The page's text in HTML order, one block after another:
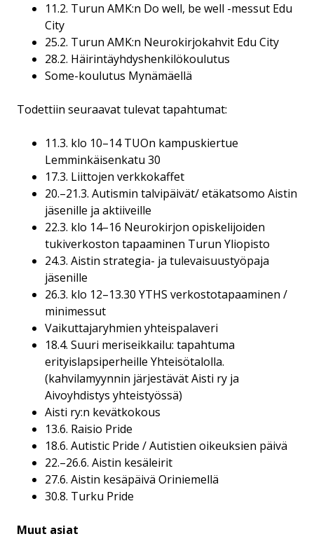
11.2. Turun AMK:n Do well, be well -messut Edu
City
25.2. Turun AMK:n Neurokirjokahvit Edu City
28.2. Häirintäyhdyshenkilökoulutus
Some-koulutus Mynämäellä
Todettiin seuraavat tulevat tapahtumat:
11.3. klo 10–14 TUOn kampuskiertue
Lemminkäisenkatu 30
17.3. Liittojen verkkokaffet
20.–21.3. Autismin talvipäivät/ etäkatsomo Aistin
jäsenille ja aktiiveille
22.3. klo 14–16 Neurokirjon opiskelijoiden
tukiverkoston tapaaminen Turun Yliopisto
24.3. Aistin strategia- ja tulevaisuustyöpaja
jäsenille
26.3. klo 12–13.30 YTHS verkostotapaaminen /
minimessut
Vaikuttajaryhmien yhteispalaveri
18.4. Suuri meriseikkailu: tapahtuma
erityislapsiperheille Yhteisötalolla.
(kahvilamyynnin järjestävät Aisti ry ja
Aivoyhdistys yhteistyössä)
Aisti ry:n kevätkokous
13.6. Raisio Pride
18.6. Autistic Pride / Autistien oikeuksien päivä
22.–26.6. Aistin kesäleirit
27.6. Aistin kesäpäivä Oriniemellä
30.8. Turku Pride
Muut asiat